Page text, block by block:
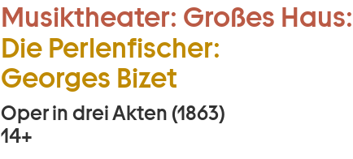
Musiktheater: Großes Haus:
Die Perlen­fischer:
Georges Bizet
Oper in drei Akten (1863)
14+